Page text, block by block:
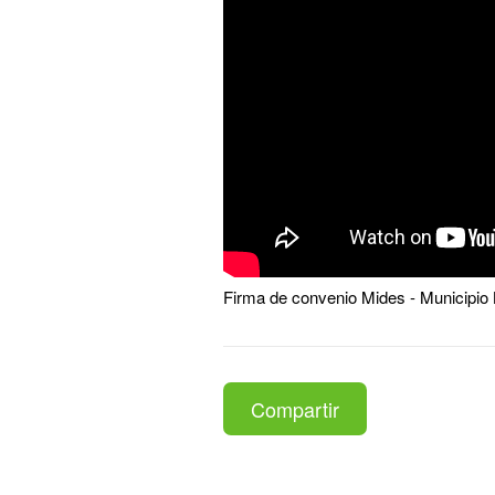
Firma de convenio Mides - Municipio
Compartir